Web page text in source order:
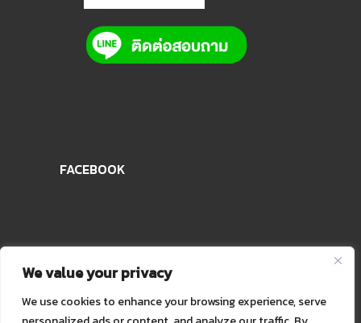
We value your privacy
We use cookies to enhance your browsing experience, serve
FACEBOOK